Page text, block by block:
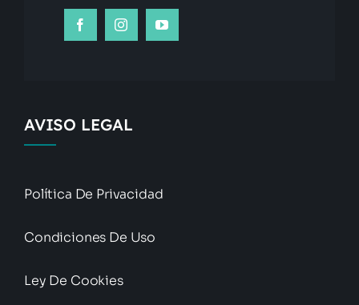
AVISO LEGAL
Política De Privacidad
Condiciones De Uso
Ley De Cookies